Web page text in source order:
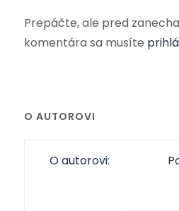
Prepáčte, ale pred
komentára sa musíte
O AUTOROVI
O autorovi: